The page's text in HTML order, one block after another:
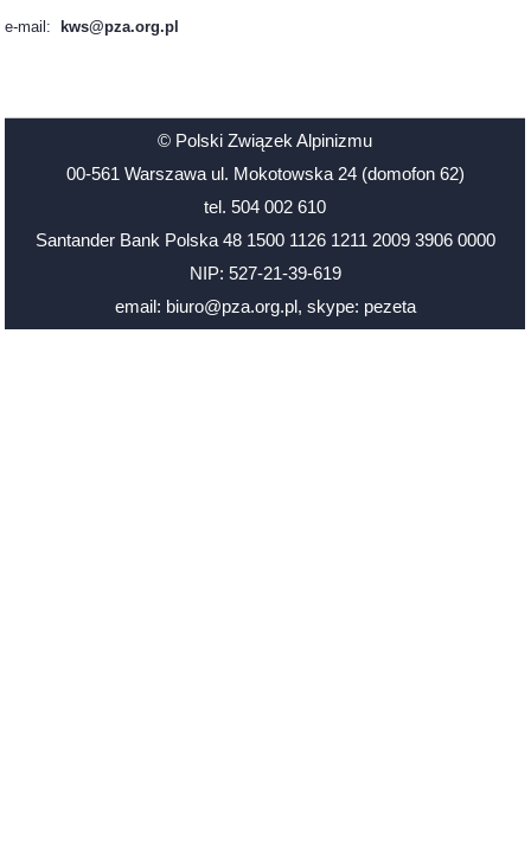
e-mail: kws@pza.org.pl
© Polski Związek Alpinizmu
00-561 Warszawa ul. Mokotowska 24 (domofon 62)
tel. 504 002 610
Santander Bank Polska 48 1500 1126 1211 2009 3906 0000
NIP: 527-21-39-619
email: biuro@pza.org.pl, skype: pezeta